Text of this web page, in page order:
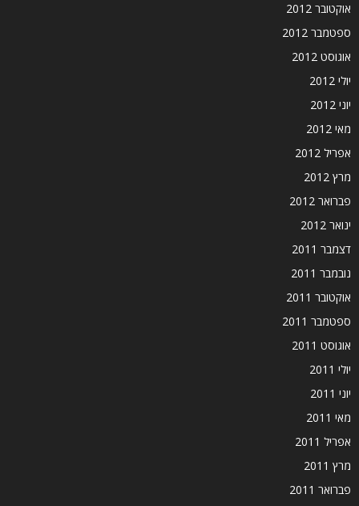
אוקטובר 2012
ספטמבר 2012
אוגוסט 2012
יולי 2012
יוני 2012
מאי 2012
אפריל 2012
מרץ 2012
פברואר 2012
ינואר 2012
דצמבר 2011
נובמבר 2011
אוקטובר 2011
ספטמבר 2011
אוגוסט 2011
יולי 2011
יוני 2011
מאי 2011
אפריל 2011
מרץ 2011
פברואר 2011